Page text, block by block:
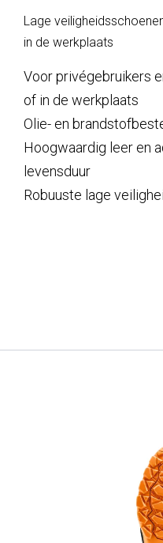
Lage
in de werkplaats
Voor privégebruikers
of in de werkplaats
Olie- en
Hoogwaardig leer en
levensduur
Robuuste lage